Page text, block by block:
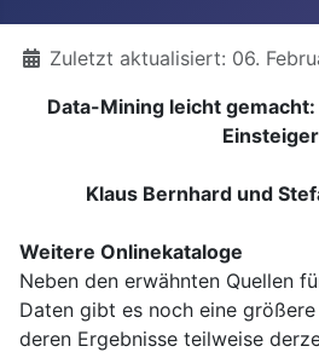
DetailsZuletzt aktualisiert: 06.
Data-Mining leicht
Einsteiger
Klaus Bernhard und
Weitere Onlinekataloge
Neben den erwähnten Quellen
Daten gibt es noch eine
deren Ergebnisse teilweise